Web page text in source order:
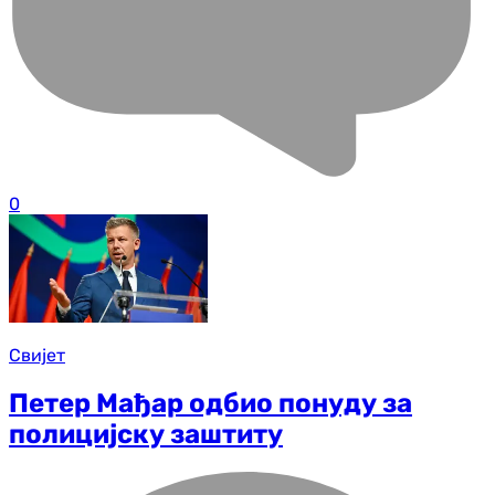
0
Свијет
Петер Мађар одбио понуду за
полицијску заштиту